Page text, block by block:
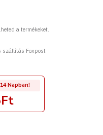
Napban!
a termékeket.
szállítás Foxpost